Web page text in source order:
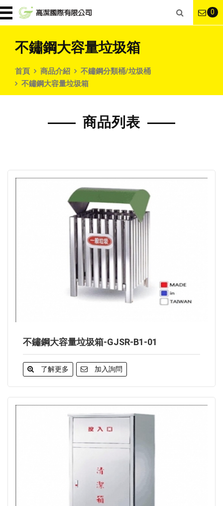
0
不鏽鋼大容量垃圾箱
首頁 商品介紹
不鏽鋼分類桶/垃圾桶
不鏽鋼大容量垃圾箱
商品列表
不鏽鋼大容量垃圾箱-GJSR-B1-01
了解更多 加入詢問